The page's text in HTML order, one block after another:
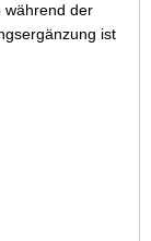
während der
ist